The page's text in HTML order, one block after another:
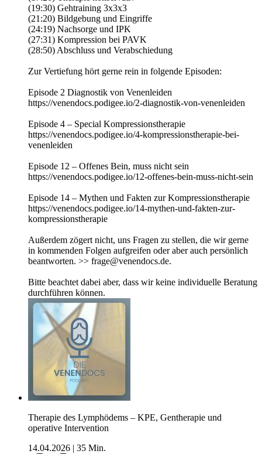
(19:30) Gehtraining 3x3x3
(21:20) Bildgebung und Eingriffe
(24:19) Nachsorge und IPK
(27:31) Kompression bei PAVK
(28:50) Abschluss und Verabschiedung
Zur Vertiefung hört gerne rein in folgende Episoden:
Episode 2 Diagnostik von Venenleiden
https://venendocs.podigee.io/2-diagnostik-von-venenleiden
Episode 4 – Special Kompressionstherapie
https://venendocs.podigee.io/4-kompressionstherapie-bei-
venenleiden
Episode 12 – Offenes Bein, muss nicht sein
https://venendocs.podigee.io/12-offenes-bein-muss-nicht-sein
Episode 14 – Mythen und Fakten zur Kompressionstherapie
https://venendocs.podigee.io/14-mythen-und-fakten-zur-
kompressionstherapie
Außerdem zögert nicht, uns Fragen zu stellen, die wir gerne
in kommenden Folgen aufgreifen oder aber auch persönlich
beantworten. >> frage@venendocs.de.
Bitte beachtet dabei aber, dass wir keine individuelle Beratung
durchführen können.
Therapie des Lymphödems – KPE, Gentherapie und
operative Intervention
14.04.2026
35 Min.